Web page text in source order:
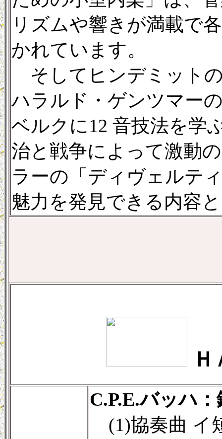
リズムや響きが満載で
かれています。
そしてヒンデミット
ハラルド・ゲンツマー
ベルクに12 音技法を学
治と戦争によって激動
ラーの「ディヴェルテ
魅力を発見できる内容
C.P.E.バッハ
(1)協奏曲 イ